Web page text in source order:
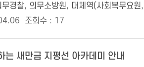
경찰, 의무소방원, 대체역(사회복무요
조회수 : 17
새만금 지평선 아카데미 안내